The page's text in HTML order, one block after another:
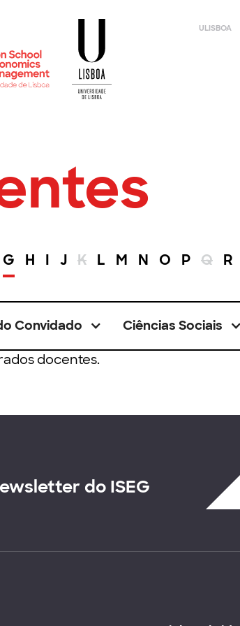
ULISBOA
G H I J K L M N O P Q R
Convidado Ciências Sociais
docentes.
do ISEG